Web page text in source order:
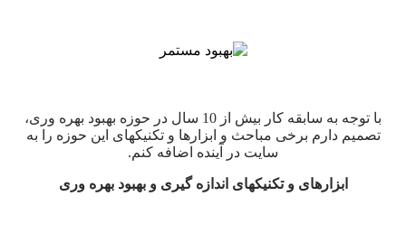
با توجه به سابقه کار بیش از 10 سال در حوزه بهبود بهره وری،
تصمیم دارم برخی مباحث و ابزارها و تکنیکهای این حوزه را به
سایت در آینده اضافه کنم.
ابزارهای و تکنیکهای اندازه گیری و بهبود بهره وری